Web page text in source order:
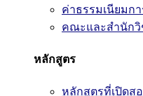
ค่าธรรมเนียมก
คณะและสำนักวิ
หลักสูตร
หลักสูตรที่เปิดส